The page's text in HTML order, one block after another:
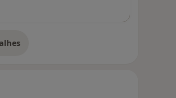
endereço